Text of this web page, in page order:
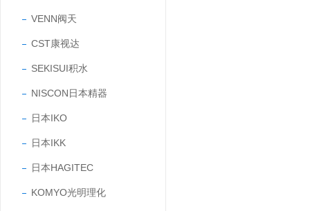
VENN阀天
CST康视达
SEKISUI积水
NISCON日本精器
日本IKO
日本IKK
日本HAGITEC
KOMYO光明理化